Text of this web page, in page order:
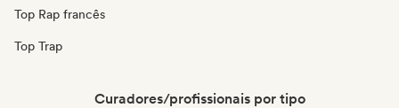
Top Rap francês
Top Trap
Curadores/profissionais por tipo